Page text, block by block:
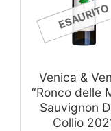
ESAURITO
Venica &
“Ronco delle
Sauvignon
Collio